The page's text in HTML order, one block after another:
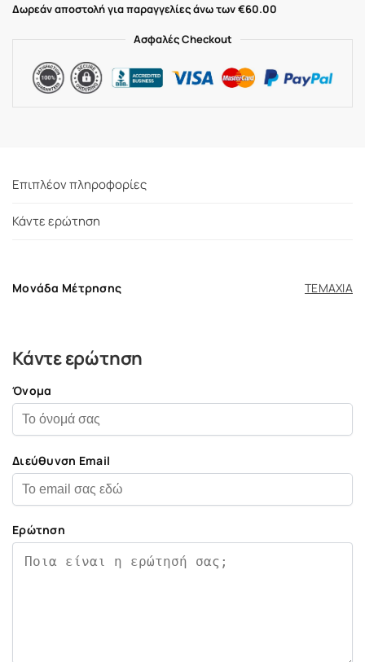
Δωρεάν αποστολή για παραγγελίες άνω των €60.00
Ασφαλές Checkout
Επιπλέον πληροφορίες
Κάντε ερώτηση
Μονάδα Μέτρησης ΤΕΜΑΧΙΑ
Κάντε ερώτηση
Όνομα
Διεύθυνση Email
Ερώτηση